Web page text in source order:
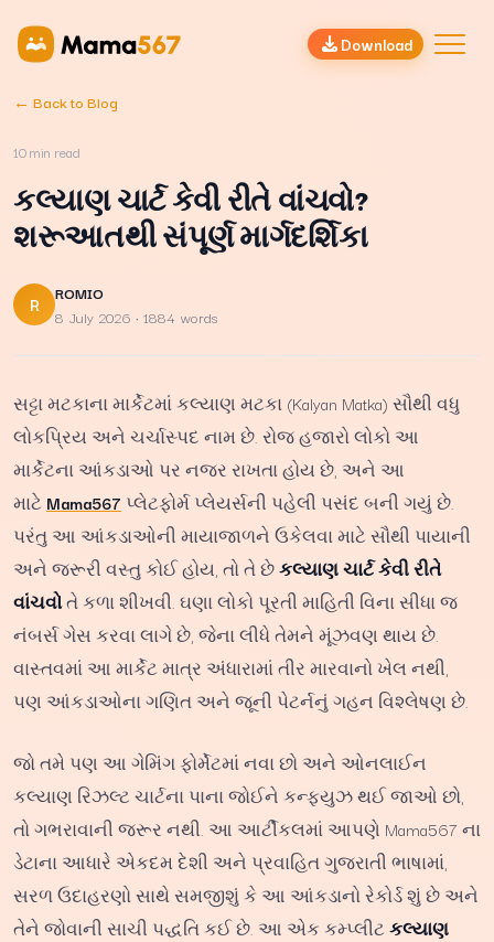
Download
← Back to Blog
10min read
કલ્યાણ ચાર્ટ કેવી રીતે વાંચવો?
શરૂઆતથી સંપૂર્ણ માર્ગદર્શિકા
R
ROMIO
8 July 2026 · 1884 words
સટ્ટા મટકાના માર્કેટમાં કલ્યાણ મટકા (Kalyan Matka) સૌથી વધુ
લોકપ્રિય અને ચર્ચાસ્પદ નામ છે. રોજ હજારો લોકો આ
માર્કેટના આંકડાઓ પર નજર રાખતા હોય છે, અને આ
માટે Mama567 પ્લેટફોર્મ પ્લેયર્સની પહેલી પસંદ બની ગયું છે.
પરંતુ આ આંકડાઓની માયાજાળને ઉકેલવા માટે સૌથી પાયાની
અને જરૂરી વસ્તુ કોઈ હોય, તો તે છેકલ્યાણ ચાર્ટ કેવી રીતે
વાંચવોતે કળા શીખવી. ઘણા લોકો પૂરતી માહિતી વિના સીધા જ
નંબર્સ ગેસ કરવા લાગે છે, જેના લીધે તેમને મૂંઝવણ થાય છે.
વાસ્તવમાં આ માર્કેટ માત્ર અંધારામાં તીર મારવાનો ખેલ નથી,
પણ આંકડાઓના ગણિત અને જૂની પેટર્નનું ગહન વિશ્લેષણ છે.
જો તમે પણ આ ગેમિંગ ફોર્મેટમાં નવા છો અને ઓનલાઈન
કલ્યાણ રિઝલ્ટ ચાર્ટના પાના જોઈને કન્ફ્યુઝ થઈ જાઓ છો,
તો ગભરાવાની જરૂર નથી. આ આર્ટીકલમાં આપણે Mama567 ના
ડેટાના આધારે એકદમ દેશી અને પ્રવાહિત ગુજરાતી ભાષામાં,
સરળ ઉદાહરણો સાથે સમજીશું કે આ આંકડાનો રેકોર્ડ શું છે અને
તેને જોવાની સાચી પદ્ધતિ કઈ છે. આ એક કમ્પ્લીટકલ્યાણ